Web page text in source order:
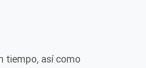
tiempo, así como